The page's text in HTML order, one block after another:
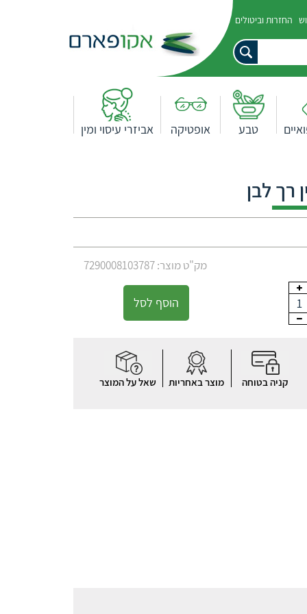
החזרות וביטולים
טבע אופטיקה אביזרי עיסוי ומין
רך לבן
מק"ט מוצר: 7290008103787
1 הוסף לסל
קניה בטוחה מוצר באחריות שאל על המוצר